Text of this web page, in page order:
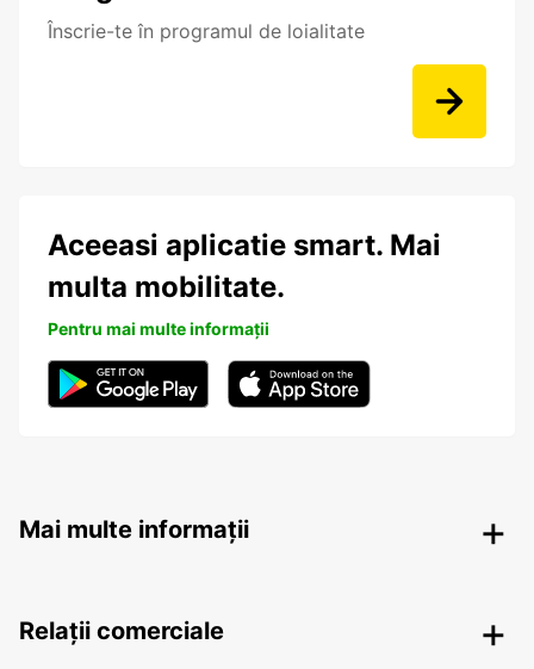
Înscrie-te în programul de loialitate
Aceeasi aplicatie smart. Mai
multa mobilitate.
Pentru mai multe informații
Mai multe informații
Relații comerciale